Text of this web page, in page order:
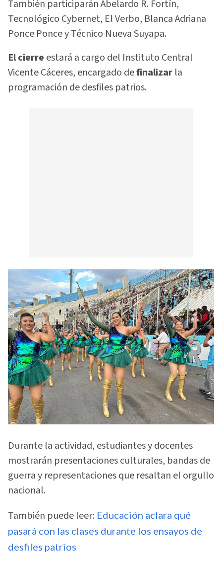
También participarán Abelardo R. Fortín,
Tecnológico Cybernet, El Verbo, Blanca Adriana
Ponce Ponce y Técnico Nueva Suyapa.
El cierre estará a cargo del Instituto Central
Vicente Cáceres, encargado definalizar la
programación de desfiles patrios.
Durante la actividad, estudiantes y docentes
mostrarán presentaciones culturales, bandas de
guerra y representaciones que resaltan el orgullo
nacional.
También puede leer: Educación aclara qué
pasará con las clases durante los ensayos de
desfiles patrios